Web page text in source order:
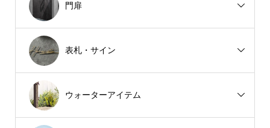
門扉
表札・サイン
ウォーターアイテム